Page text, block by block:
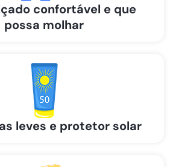
confortável e que
possa molhar
leves e protetor solar